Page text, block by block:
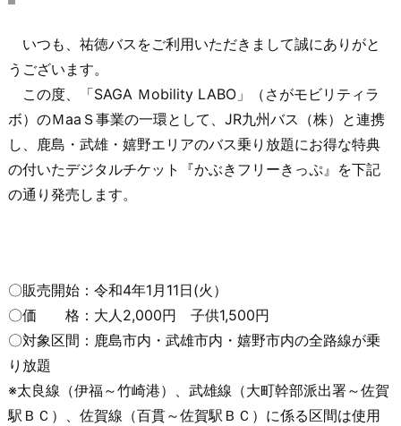
いつも、祐徳バスをご利用いただきまして誠にありがと
うございます。
この度、「SAGA Ｍobility LABO 」（さがモビリティラ
ボ）のＭaa Ｓ事業の一環として、 JR九州バス（株）と連携
し、鹿島・武雄・嬉野エリアのバス乗り放題にお得な特典
の付いたデジタルチケット『かぶきフリーきっぷ』を下記
の通り発売します。
〇販売開始：令和4年1月 11日(火）
〇価 格：大人2,000円 子供1,500円
〇対象区間：鹿島市内・武雄市内・嬉野市内の全路線が乗
り放題
※太良線（伊福～竹崎港）、武雄線（大町幹部派出署～佐賀
駅ＢＣ）、佐賀線（百貫～佐賀駅ＢＣ）に係る区間は使用